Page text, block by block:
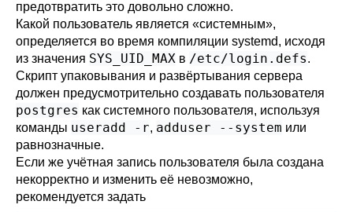
предотвратить это довольно сложно.
Какой пользователь является «системным»,
определяется во время компиляции systemd, исходя
из значения SYS_UID_MAX в /etc/login.defs.
Скрипт упаковывания и развёртывания сервера
должен предусмотрительно создавать пользователя
postgres как системного пользователя, используя
команды useradd -r, adduser --system или
равнозначные.
Если же учётная запись пользователя была создана
некорректно и изменить её невозможно,
рекомендуется задать